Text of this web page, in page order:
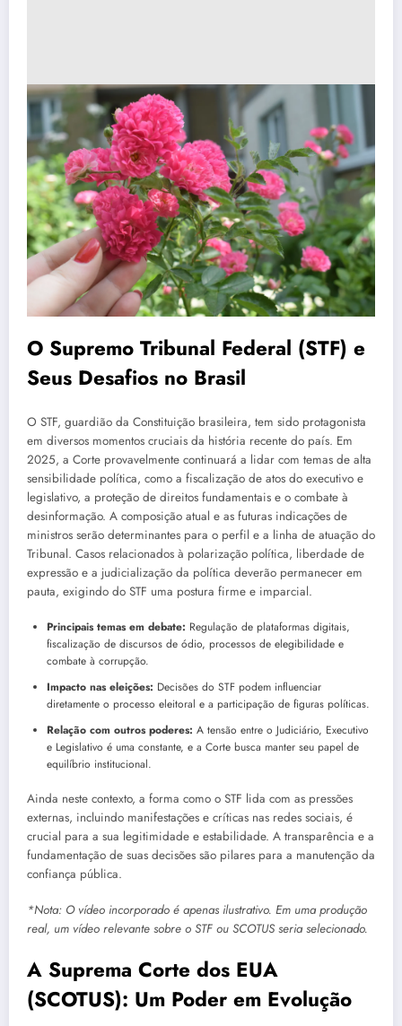
O Supremo Tribunal Federal (STF) e
Seus Desafios no Brasil
O STF, guardião da Constituição brasileira, tem sido protagonista
em diversos momentos cruciais da história recente do país. Em
2025, a Corte provavelmente continuará a lidar com temas de alta
sensibilidade política, como a fiscalização de atos do executivo e
legislativo, a proteção de direitos fundamentais e o combate à
desinformação. A composição atual e as futuras indicações de
ministros serão determinantes para o perfil e a linha de atuação do
Tribunal. Casos relacionados à polarização política, liberdade de
expressão e a judicialização da política deverão permanecer em
pauta, exigindo do STF uma postura firme e imparcial.
Principais temas em debate: Regulação de plataformas digitais,
fiscalização de discursos de ódio, processos de elegibilidade e
combate à corrupção.
Impacto nas eleições: Decisões do STF podem influenciar
diretamente o processo eleitoral e a participação de figuras políticas.
Relação com outros poderes: A tensão entre o Judiciário, Executivo
e Legislativo é uma constante, e a Corte busca manter seu papel de
equilíbrio institucional.
Ainda neste contexto, a forma como o STF lida com as pressões
externas, incluindo manifestações e críticas nas redes sociais, é
crucial para a sua legitimidade e estabilidade. A transparência e a
fundamentação de suas decisões são pilares para a manutenção da
confiança pública.
*Nota: O vídeo incorporado é apenas ilustrativo. Em uma produção
real, um vídeo relevante sobre o STF ou SCOTUS seria selecionado.
A Suprema Corte dos EUA
(SCOTUS): Um Poder em Evolução